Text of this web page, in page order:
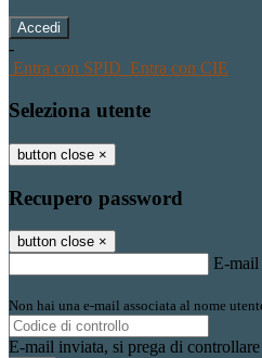
-
Entra con SPID Entra con CIE
Seleziona utente
button close ×
Recupero password
button close ×
E-mail
Non hai una e-mail associata al nome
E-mail inviata, si prega di